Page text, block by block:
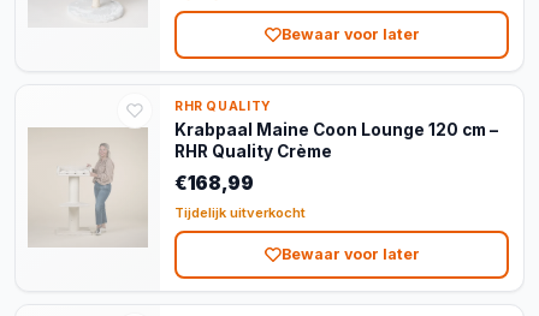
Bewaar voor later
RHR QUALITY
Krabpaal Maine Coon Lounge 120 cm –
RHR Quality Crème
€168,99
Tijdelijk uitverkocht
Bewaar voor later